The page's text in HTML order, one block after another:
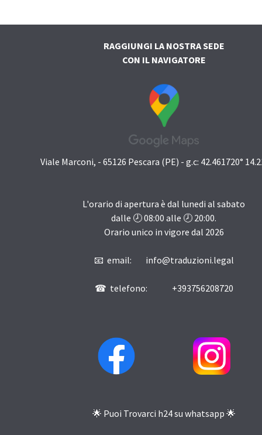
RAGGIUNGI LA NOSTRA SEDE
CON IL NAVIGATORE
Viale Marconi, - 65126 Pescara (PE) - g.c: 42.461720°
L'orario di apertura è dal lunedi al sabato
dalle 🕗08:00 alle 🕗 20:00.
Orario unico in vigore dal 2026
📧 email: info@traduzioni.legal
☎ telefono: +393756208720
🌟 Puoi Trovarci h24 su whatsapp 🌟